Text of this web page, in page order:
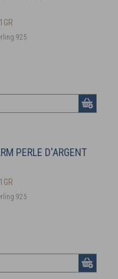
925
PERLE D'ARGENT
925